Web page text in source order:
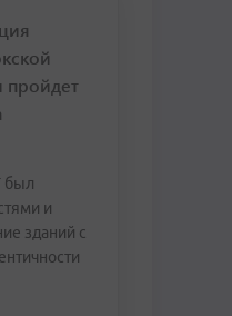
был
и
зданий с